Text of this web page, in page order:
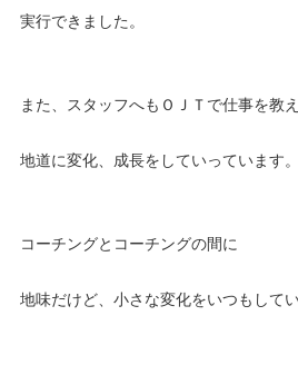
実行できました。
また、スタッフへもＯＪＴで仕事を教
地道に変化、成長をしていっています。
コーチングとコーチングの間に
地味だけど、小さな変化をいつもしてい